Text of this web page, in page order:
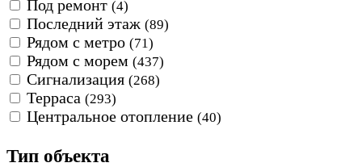
Под ремонт (4)
Последний этаж (89)
Рядом с метро (71)
Рядом с морем (437)
Сигнализация (268)
Терраса (293)
Центральное отопление (40)
Тип объекта